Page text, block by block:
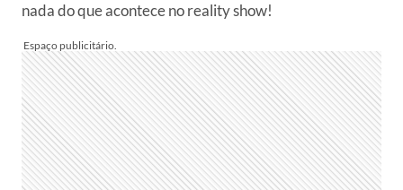
nada do que acontece no reality show!